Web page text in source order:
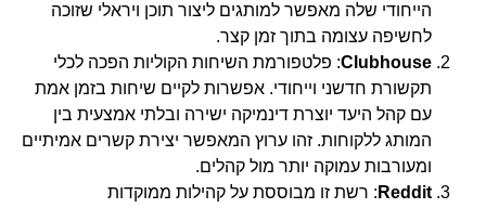
הייחודי שלה מאפשר למותגים ליצור תוכן ויראלי שזוכה
לחשיפה עצומה בתוך זמן קצר.
Clubhouse: פלטפורמת השיחות הקוליות הפכה לכלי
תקשורת חדשני וייחודי. אפשרות לקיים שיחות בזמן אמת
עם קהל היעד יוצרת דינמיקה ישירה ובלתי אמצעית בין
המותג ללקוחות. זהו ערוץ המאפשר יצירת קשרים אמיתיים
ומעורבות עמוקה יותר מול קהלים.
Reddit : רשת זו מבוססת על קהילות ממוקדות